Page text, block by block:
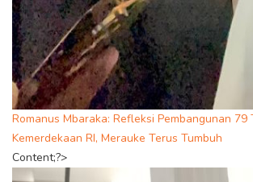
Romanus Mbaraka: Refleksi Pembangunan 79
Kemerdekaan RI, Merauke Terus Tumbuh
Content;?>